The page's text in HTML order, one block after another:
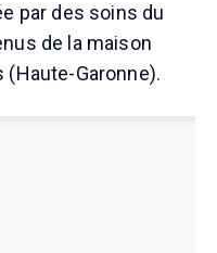
par des soins du
de la maison
(Haute-Garonne).